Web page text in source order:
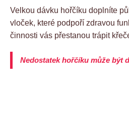
Velkou dávku hořčíku doplníte
vloček, které podpoří zdravou
činnosti vás přestanou trápit
Nedostatek hořčíku může být